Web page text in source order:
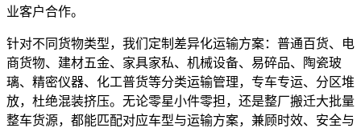
业客户合作。
针对不同货物类型，我们定制差异化运输方案：普通百货、电
商货物、建材五金、家具家私、机械设备、易碎品、陶瓷玻
璃、精密仪器、化工普货等分类运输管理，专车专运、分区堆
放，杜绝混装挤压。无论零星小件零担，还是整厂搬迁大批量
整车货源，都能匹配对应车型与运输方案，兼顾时效、安全与